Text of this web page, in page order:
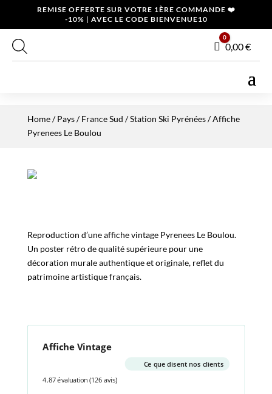
REMISE OFFERTE SUR VOTRE 1ÈRE COMMANDE ❤️
-10% | AVEC LE CODE BIENVENUE10
Panier
0
0,00€
Home/Pays/France Sud /Station Ski Pyrénées/ Affiche
Pyrenees Le Boulou
Reproduction d’une affiche vintage Pyrenees Le Boulou.
Un poster rétro de qualité supérieure pour une
décoration murale authentique et originale, reflet du
patrimoine artistique français.
Affiche Vintage
Ce que disent nos clients
4.87 évaluation (126 avis)